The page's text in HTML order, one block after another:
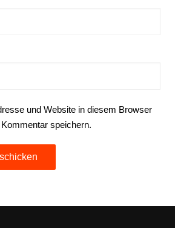
und Website in diesem Browser
speichern.